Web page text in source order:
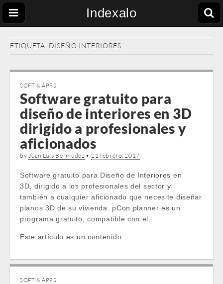
Indexalo
ETIQUETA: DISEÑO INTERIORES
SOFT & APPS
Software gratuito para
diseño de interiores en 3D
dirigido a profesionales y
aficionados
byJuan Luis Bermúdez • 21 febrero, 2017
Software gratuito para Diseño de Interiores en
3D, dirigido a los profesionales del sector y
también a cualquier aficionado que necesite diseñar
planos 3D de su vivienda. pCon.planner es un
programa gratuito, compatible con el...
Este artículo es un contenido …
SOFT & APPS